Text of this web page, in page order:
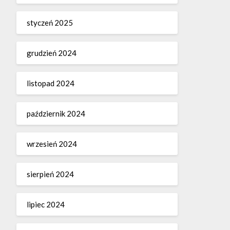
styczeń 2025
grudzień 2024
listopad 2024
październik 2024
wrzesień 2024
sierpień 2024
lipiec 2024